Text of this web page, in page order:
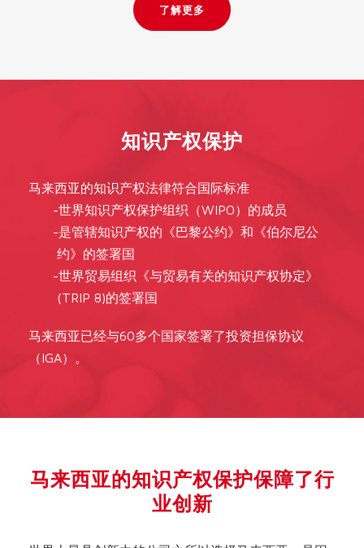
了解更多
知识产权保护
马来西亚的知识产权法律符合国际标准
世界知识产权保护组织（WIPO）的成员
是管辖知识产权的《巴黎公约》和《伯尔尼公
约》的签署国
世界贸易组织《与贸易有关的知识产权协定》
(TRIP 8)的签署国
马来西亚已经与60多个国家签署了投资担保协议
（IGA）。
马来西亚的知识产权保护保障了行
业创新